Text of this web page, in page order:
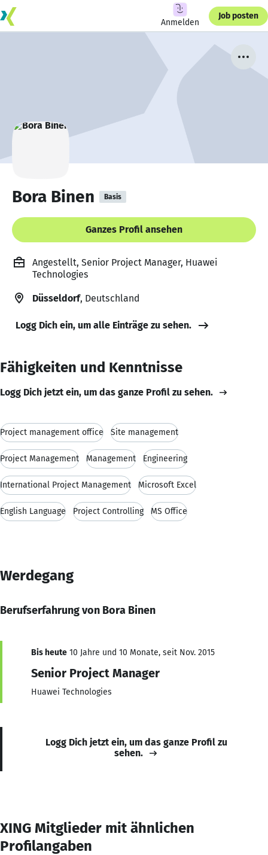
Anmelden
Job posten
Bora Binen Basis
Ganzes Profil ansehen
Angestellt, Senior Project Manager, Huawei
Technologies
Düsseldorf, Deutschland
Logg Dich ein, um alle Einträge zu sehen.
Fähigkeiten und Kenntnisse
Logg Dich jetzt ein, um das ganze Profil zu sehen.
Project management office Site management
Project Management Management Engineering
International Project Management Microsoft Excel
English Language Project Controlling MS Office
Werdegang
Berufserfahrung von Bora Binen
Bis heute 10 Jahre und 10 Monate, seit Nov. 2015
Senior Project Manager
Huawei Technologies
Logg Dich jetzt ein, um das ganze Profil zu
sehen.
XING Mitglieder mit ähnlichen
Profilangaben